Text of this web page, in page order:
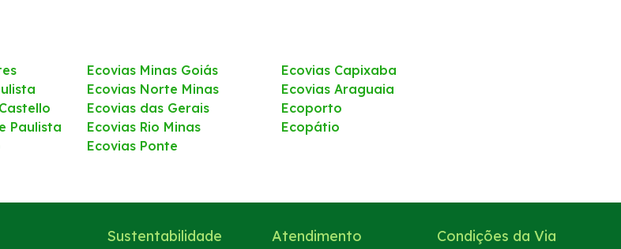
Paulista
Ecovias Minas Goiás
Ecovias Norte Minas
Ecovias das Gerais
Ecovias Rio Minas
Ecovias Ponte
Ecovias Capixaba
Ecovias Araguaia
Ecoporto
Ecopátio
Sustentabilidade Atendimento
Condições da Via